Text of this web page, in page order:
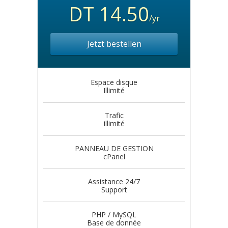
DT 14.50/yr
Jetzt bestellen
Espace disque
Illimité
Trafic
illimité
PANNEAU DE GESTION
cPanel
Assistance 24/7
Support
PHP / MySQL
Base de donnée